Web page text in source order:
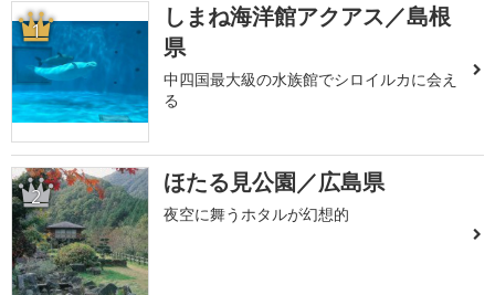
1
しまね海洋館アクアス／島根
県
中四国最大級の水族館でシロイルカに会え
る
2 ほたる見公園／広島県
夜空に舞うホタルが幻想的